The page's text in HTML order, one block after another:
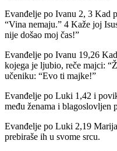
Evanđelje po Ivanu 2, 3 Kad
“Vina nemaju.” 4 Kaže joj
nije došao moj čas!”
Evanđelje po Ivanu 19,26
kojega je ljubio, reče majci:
učeniku: “Evo ti majke!”
Evanđelje po Luki 1,42 i
među ženama i blagoslovljen
Evanđelje po Luki 2,19
prebiraše ih u svome srcu.